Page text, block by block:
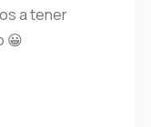
a tener
😀